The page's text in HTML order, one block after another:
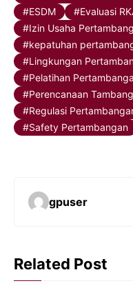
ESDM
Evaluasi
Izin Usaha
kepatuhan
Lingkungan
Pelatihan
Perencanaan Tambang
Regulasi
Safety Pertambangan
gpuser
Related Post